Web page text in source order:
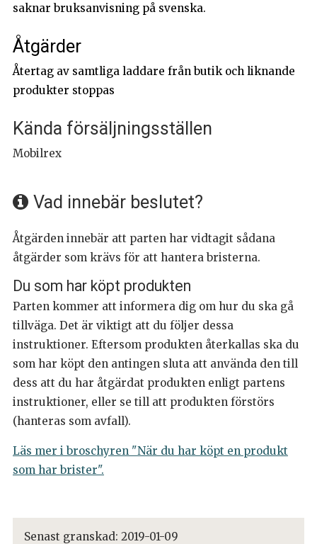
saknar bruksanvisning på svenska.
Åtgärder
Återtag av samtliga laddare från butik och liknande
produkter stoppas
Kända försäljningsställen
Mobilrex
Vad innebär beslutet?
Åtgärden innebär att parten har vidtagit sådana
åtgärder som krävs för att hantera bristerna.
Du som har köpt produkten
Parten kommer att informera dig om hur du ska gå
tillväga. Det är viktigt att du följer dessa
instruktioner. Eftersom produkten återkallas ska du
som har köpt den antingen sluta att använda den till
dess att du har åtgärdat produkten enligt partens
instruktioner, eller se till att produkten förstörs
(hanteras som avfall).
Läs mer i broschyren "När du har köpt en produkt
som har brister".
Senast granskad: 2019-01-09